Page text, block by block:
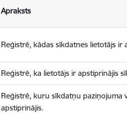
Apraksts
Reģistrē, kādas sīkdatnes lietotājs ir
Reģistrē, ka lietotājs ir apstiprinājis
Reģistrē, kuru sīkdatņu paziņojuma
apstiprinājis.